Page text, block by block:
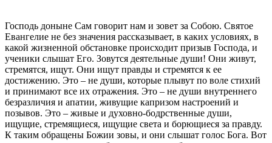
Господь доныне Сам говорит нам и зовет за Собою. Святое
Евангелие не без значения рассказывает, в каких условиях, в
какой жизненной обстановке происходит призыв Господа, и
ученики слышат Его. Зовутся деятельные души! Они живут,
стремятся, ищут. Они ищут правды и стремятся к ее
достижению. Это – не души, которые плывут по воле стихий
и принимают все их отражения. Это – не души внутреннего
безразличия и апатии, живущие капризом настроений и
позывов. Это – живые и духовно-бодрственные души,
ищущие, стремящиеся, ищущие света и борющиеся за правду.
К таким обращены Божии зовы, и они слышат голос Бога. Вот